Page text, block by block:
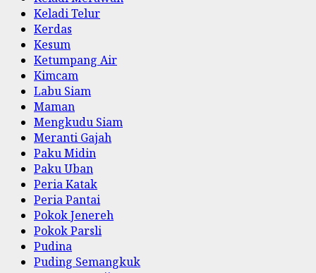
Keladi Telur
Kerdas
Kesum
Ketumpang Air
Kimcam
Labu Siam
Maman
Mengkudu Siam
Meranti Gajah
Paku Midin
Paku Uban
Peria Katak
Peria Pantai
Pokok Jenereh
Pokok Parsli
Pudina
Puding Semangkuk